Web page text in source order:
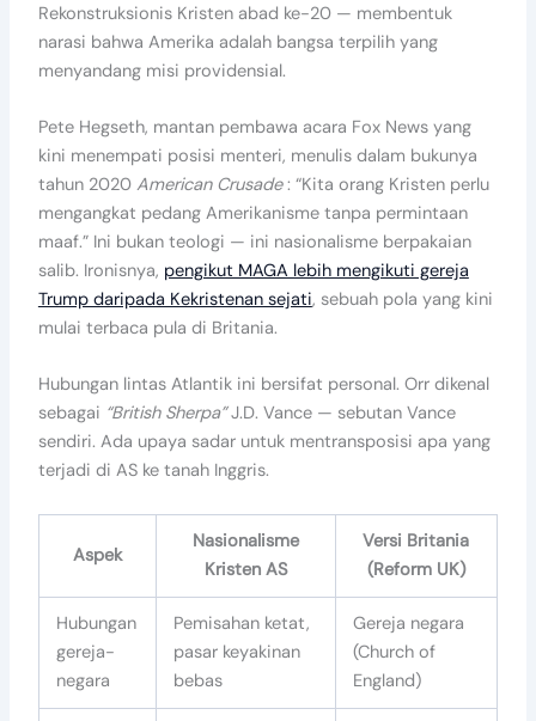
Rekonstruksionis Kristen abad ke-20 — membentuk
narasi bahwa Amerika adalah bangsa terpilih yang
menyandang misi providensial.
Pete Hegseth, mantan pembawa acara Fox News yang
kini menempati posisi menteri, menulis dalam bukunya
tahun 2020 American Crusade: “Kita orang Kristen perlu
mengangkat pedang Amerikanisme tanpa permintaan
maaf.” Ini bukan teologi — ini nasionalisme berpakaian
salib. Ironisnya, pengikut MAGA lebih mengikuti gereja
Trump daripada Kekristenan sejati, sebuah pola yang kini
mulai terbaca pula di Britania.
Hubungan lintas Atlantik ini bersifat personal. Orr dikenal
sebagai “British Sherpa”J.D. Vance — sebutan Vance
sendiri. Ada upaya sadar untuk mentransposisi apa yang
terjadi di AS ke tanah Inggris.
Aspek
Nasionalisme
Kristen AS
Versi Britania
(Reform UK)
Hubungan
gereja-
negara
Pemisahan ketat,
pasar keyakinan
bebas
Gereja negara
(Church of
England)